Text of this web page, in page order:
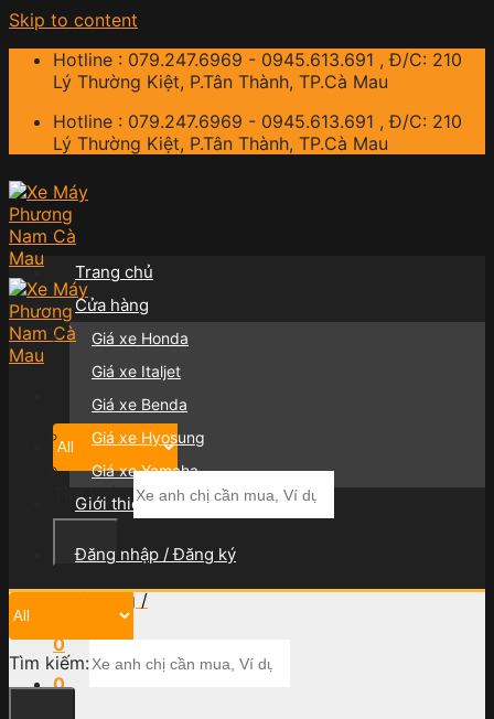
Skip to content
Hotline : 079.247.6969 - 0945.613.691 , Đ/C: 210
Lý Thường Kiệt, P.Tân Thành, TP.Cà Mau
Hotline : 079.247.6969 - 0945.613.691 , Đ/C: 210
Lý Thường Kiệt, P.Tân Thành, TP.Cà Mau
Tìm kiếm:
Giỏ hàng /
0
0
Trang chủ
Cửa hàng
Giá xe Honda
Giá xe Italjet
Giá xe Benda
Giá xe Hyosung
Giá xe Yamaha
Giới thiệu
Đăng nhập / Đăng ký
Tìm kiếm: